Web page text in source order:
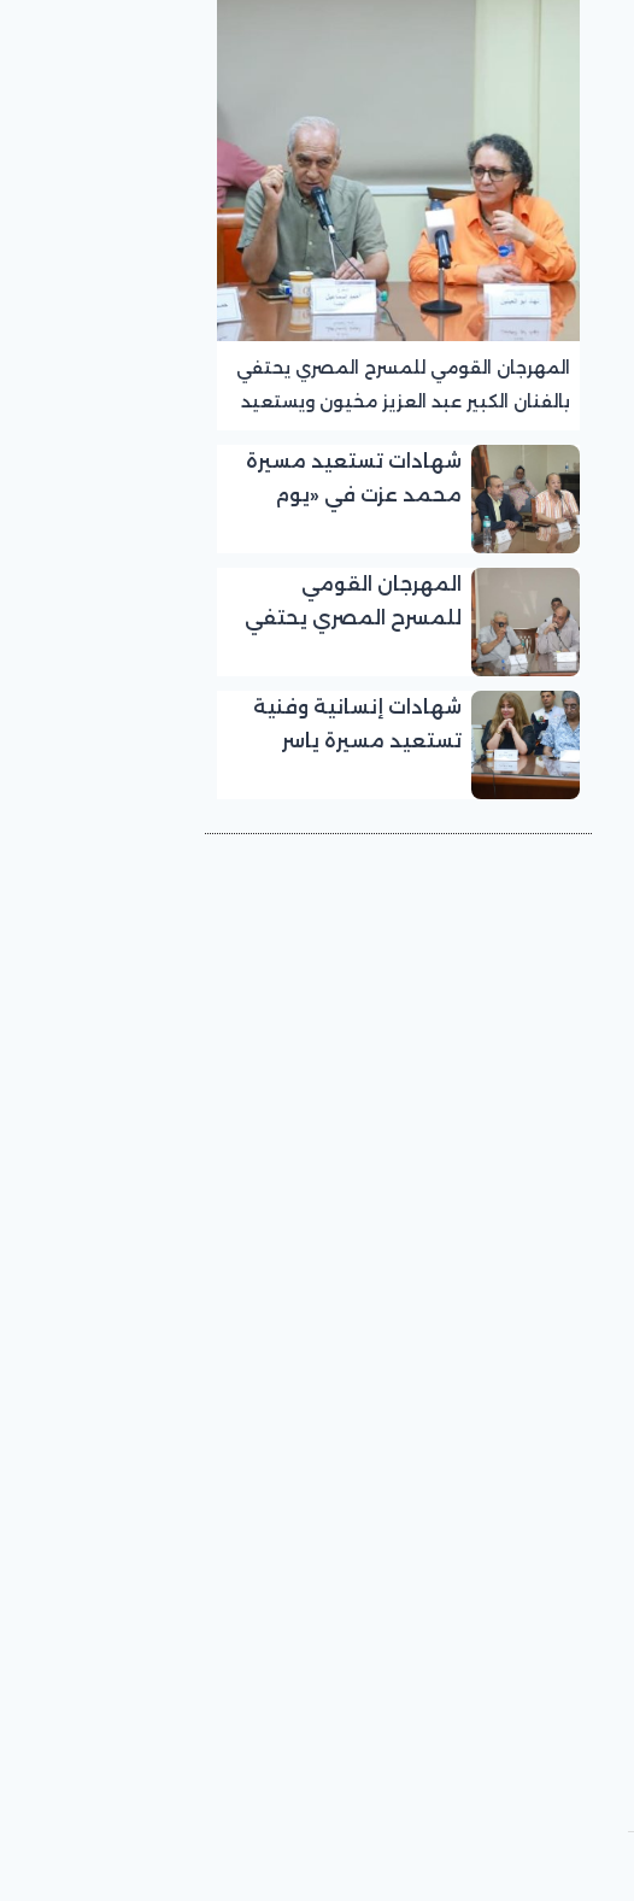
المهرجان القومي للمسرح المصري يحتفي
بالفنان الكبير عبد العزيز مخيون ويستعيد
شهادات تستعيد مسيرة
محمد عزت في «يوم
للمسرح المصري
المهرجان القومي
للمسرح المصري يحتفي
لرموز المسرح»
شهادات إنسانية وفنية
تستعيد مسيرة ياسر